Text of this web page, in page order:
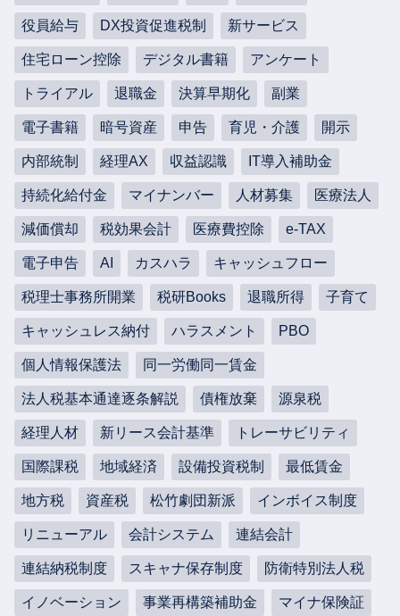
役員給与 DX投資促進税制 新サービス
住宅ローン控除 デジタル書籍 アンケート
トライアル 退職金 決算早期化 副業
電子書籍 暗号資産 申告 育児・介護 開示
内部統制 経理AX 収益認識 IT導入補助金
持続化給付金 マイナンバー 人材募集 医療法人
減価償却 税効果会計 医療費控除 e-TAX
電子申告 AI カスハラ キャッシュフロー
税理士事務所開業 税研Books 退職所得 子育て
キャッシュレス納付 ハラスメント PBO
個人情報保護法 同一労働同一賃金
法人税基本通達逐条解説 債権放棄 源泉税
経理人材 新リース会計基準 トレーサビリティ
国際課税 地域経済 設備投資税制 最低賃金
地方税 資産税 松竹劇団新派 インボイス制度
リニューアル 会計システム 連結会計
連結納税制度 スキャナ保存制度 防衛特別法人税
イノベーション 事業再構築補助金 マイナ保険証